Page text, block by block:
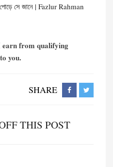
সে জানে | Fazlur Rahman
earn from qualifying
you.
SHARE
THIS POST